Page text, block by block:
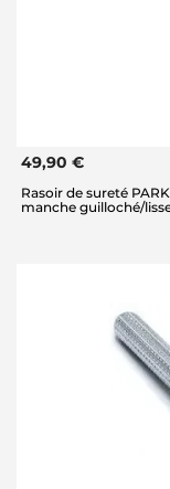
49,90 €
Rasoir de sureté
manche guilloché/